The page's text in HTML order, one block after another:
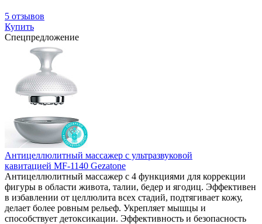
5 отзывов
Купить
Спецпредложение
Антицеллюлитный массажер с ультразвуковой
кавитацией MF-1140 Gezatone
Антицеллюлитный массажер с 4 функциями для коррекции
фигуры в области живота, талии, бедер и ягодиц. Эффективен
в избавлении от целлюлита всех стадий, подтягивает кожу,
делает более ровным рельеф. Укрепляет мышцы и
способствует детоксикации. Эффективность и безопасность